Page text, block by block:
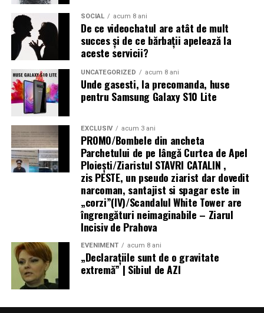
Disponibilitate
HONOR Watch 6 este disponibil în România în
variantele de culoare Twilight Brown și Shadow Black, la
prețurile recomandate de 1.199 lei, respectiv 1.099 lei
iar până pe 31 august acesta vine cu o reducere de 100
de lei la toți partenerii oficiali HONOR.
Mai multe informații despre HONOR Watch 6 sunt
disponibile pe pagina oficială a produsului:
https://www.honor.com/ro/wearables/honor-watch-6/.
SOCIAL acum 8 ani
De ce videochatul are atât de mult
succes și de ce bărbații apelează la
aceste servicii?
UNCATEGORIZED acum 8 ani
Unde gasesti, la precomanda, huse
pentru Samsung Galaxy S10 Lite
EXCLUSIV acum 3 ani
PROMO/Bombele din ancheta
Parchetului de pe lângă Curtea de Apel
Ploieşti/Ziaristul STAVRI CATALIN ,
zis PESTE, un pseudo ziarist dar dovedit
narcoman, santajist si spagar este in
„corzi”(IV)/Scandalul White Tower are
îngrengături neimaginabile – Ziarul
Incisiv de Prahova
EVENIMENT acum 8 ani
„Declaraţiile sunt de o gravitate
extremă” | Sibiul de AZI